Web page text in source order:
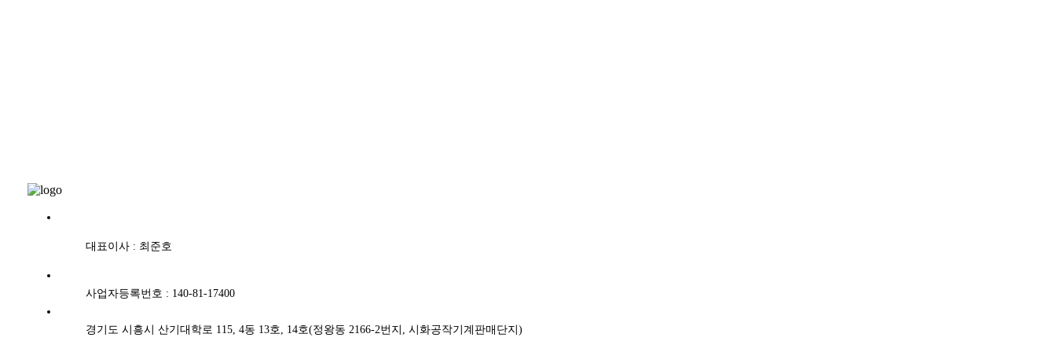
대표이사 : 최준호
사업자등록번호 : 140-81-17400
경기도 시흥시 산기대학로 115, 4동 13호, 14호(정왕동 2166-2번지, 시화공작기계판매단지)